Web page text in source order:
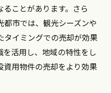
却利益の関係
得るための投資知識
タイミングとその理由
資の成功例が示す戦略
ことがあります。さら
都市では、観光シーズンや
タイミングでの売却が効果
活用し、地域の特性をし
資用物件の売却をより効果